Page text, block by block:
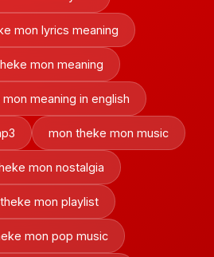
mon lyrics meaning
mon meaning
meaning in english
mon theke mon music
mon nostalgia
mon playlist
mon pop music